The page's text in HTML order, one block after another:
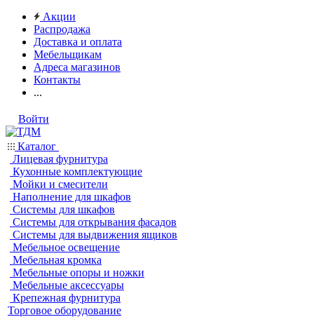
Акции
Распродажа
Доставка и оплата
Мебельщикам
Адреса магазинов
Контакты
...
Войти
Каталог
Лицевая фурнитура
Кухонные комплектующие
Мойки и смесители
Наполнение для шкафов
Системы для шкафов
Системы для открывания фасадов
Системы для выдвижения ящиков
Мебельное освещение
Мебельная кромка
Мебельные опоры и ножки
Мебельные аксессуары
Крепежная фурнитура
Торговое оборудование